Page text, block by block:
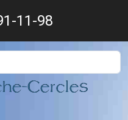
11-98
Cercles